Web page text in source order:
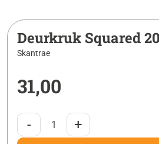
Deurkruk Squared
Skantrae
31,00
- +